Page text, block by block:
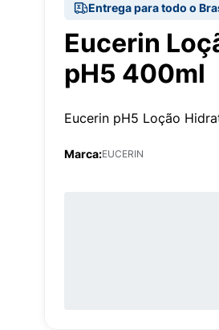
Entrega para todo o
Eucerin
pH5 400ml
Eucerin pH5 Loção
Marca:EUCERIN